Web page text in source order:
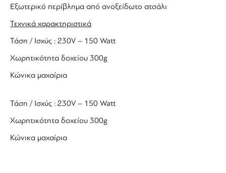
Εξωτερικό περίβλημα από ανοξείδωτο ατσάλι
Τεχνικά χαρακτηριστικά
Τάση / Ισχύς : 230V – 150 Watt
Χωρητικότητα δοχείου 300g
Κώνικα μαχαίρια
Τάση / Ισχύς : 230V – 150 Watt
Χωρητικότητα δοχείου 300g
Κώνικα μαχαίρια